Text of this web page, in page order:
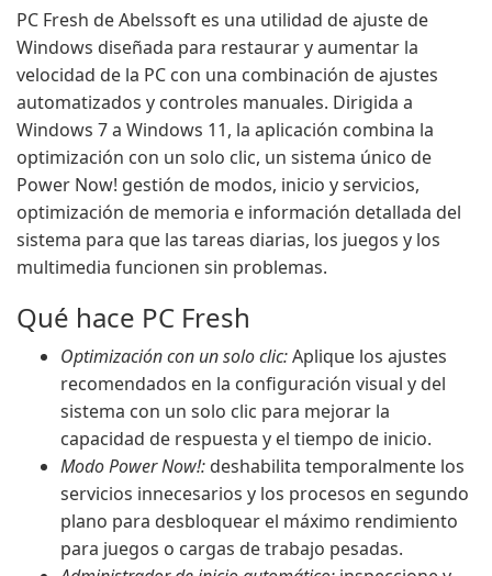
PC Fresh de Abelssoft es una utilidad de ajuste de
Windows diseñada para restaurar y aumentar la
velocidad de la PC con una combinación de ajustes
automatizados y controles manuales. Dirigida a
Windows 7 a Windows 11, la aplicación combina la
optimización con un solo clic, un sistema único de
Power Now! gestión de modos, inicio y servicios,
optimización de memoria e información detallada del
sistema para que las tareas diarias, los juegos y los
multimedia funcionen sin problemas.
Qué hace PC Fresh
Optimización con un solo clic:Aplique los ajustes
recomendados en la configuración visual y del
sistema con un solo clic para mejorar la
capacidad de respuesta y el tiempo de inicio.
Modo Power Now!: deshabilita temporalmente los
servicios innecesarios y los procesos en segundo
plano para desbloquear el máximo rendimiento
para juegos o cargas de trabajo pesadas.